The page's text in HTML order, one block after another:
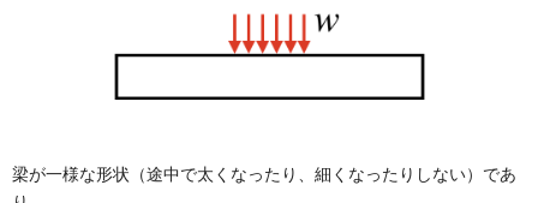
梁が一様な形状（途中で太くなったり、細くなったりしない）であ